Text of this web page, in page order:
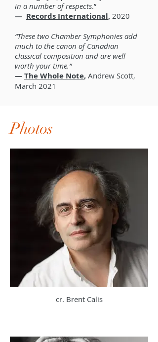
in a number of respects.”
— Records International, 2020
“These two Chamber Symphonies add
much to the canon of Canadian
classical composition and are well
worth your time.”
—The Whole Note, Andrew Scott,
March 2021
Photos
cr. Brent Calis